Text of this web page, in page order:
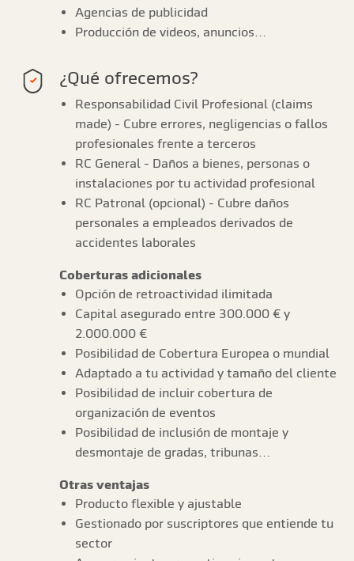
Agencias de publicidad
Producción de videos, anuncios…
¿Qué ofrecemos?
Responsabilidad Civil Profesional (claims
made) - Cubre errores, negligencias o fallos
profesionales frente a terceros
RC General - Daños a bienes, personas o
instalaciones por tu actividad profesional
RC Patronal (opcional) - Cubre daños
personales a empleados derivados de
accidentes laborales
Coberturas adicionales
Opción de retroactividad ilimitada
Capital asegurado entre 300.000 € y
2.000.000 €
Posibilidad de Cobertura Europea o mundial
Adaptado a tu actividad y tamaño del cliente
Posibilidad de incluir cobertura de
organización de eventos
Posibilidad de inclusión de montaje y
desmontaje de gradas, tribunas…
Otras ventajas
Producto flexible y ajustable
Gestionado por suscriptores que entiende tu
sector